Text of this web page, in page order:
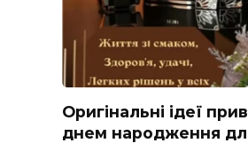
Оригінальні ідеї
днем народження